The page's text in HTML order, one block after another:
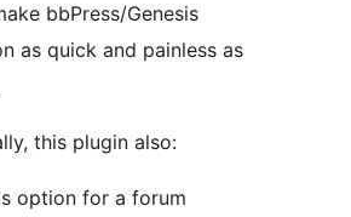
bbPress/Genesis
as quick and painless as
this plugin also:
option for a forum